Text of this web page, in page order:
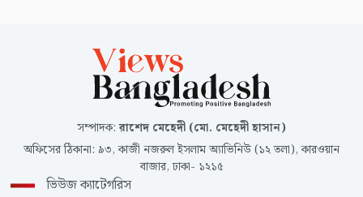
সম্পাদক:রাশেদ মেহেদী (মো. মেহেদী হাসান)
অফিসের ঠিকানা: ৯৩, কাজী নজরুল ইসলাম অ্যাভিনিউ (১২ তলা), কারওয়ান
বাজার, ঢাকা- ১২১৫
ভিউজ ক্যাটেগরিস